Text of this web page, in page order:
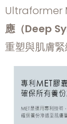
Ultraformer
應（Deep
重塑與肌膚緊